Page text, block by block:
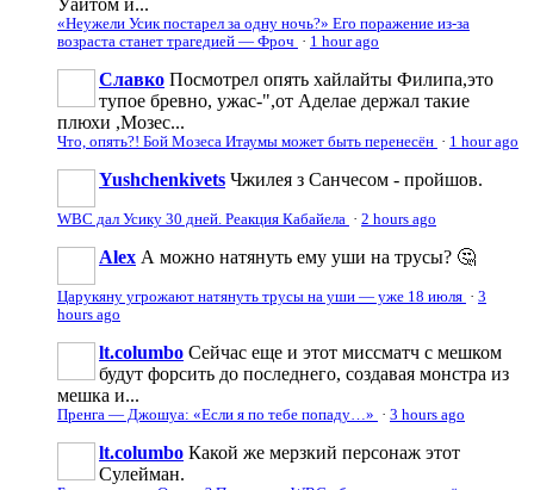
«Неужели Усик постарел за одну ночь?» Его поражение из-за
возраста станет трагедией — Фроч · 1 hour ago
Славко Посмотрел опять хайлайты Филипа,это
тупое бревно, ужас-",от Аделае держал такие
плюхи ,Мозес...
Что, опять?! Бой Мозеса Итаумы может быть перенесён · 1 hour ago
Yushchenkivets Чжилея з Санчесом - пройшов.
WBC дал Усику 30 дней. Реакция Кабайела · 2 hours ago
Аlеx А можно натянуть ему уши на трусы? 🤔
Царукяну угрожают натянуть трусы на уши — уже 18 июля · 3
hours ago
lt.columbo Сейчас еще и этот миссматч с мешком
будут форсить до последнего, создавая монстра из
мешка и...
Пренга — Джошуа: «Если я по тебе попаду…» · 3 hours ago
lt.columbo Какой же мерзкий персонаж этот
Сулейман.